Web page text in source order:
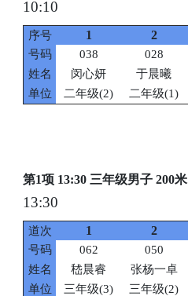
10:10
序号 1 2
号码 038 028
姓名
闵心妍 于晨曦
单位
二年级(2) 二年级(1)
第1项 13:30 三年级男子 200
13:30
道次 1 2
号码 062 050
姓名
嵇晨睿 张杨一卓
单位
三年级(3) 三年级(2)